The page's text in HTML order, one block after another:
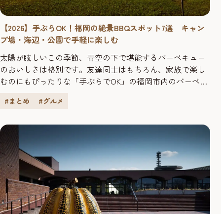
【2026】手ぶらOK！福岡の絶景BBQスポット7選 キャン
プ場・海辺・公園で手軽に楽しむ
太陽が眩しいこの季節、青空の下で堪能するバーベキュー
のおいしさは格別です。友達同士はもちろん、家族で楽し
むのにもぴったりな「手ぶらでOK」の福岡市内のバーベ
が出ている場合があります。お出かけ前に各店舗や公式
#まとめ #グルメ